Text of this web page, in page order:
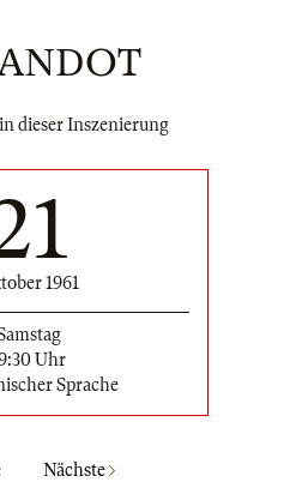
dieser Inszenierung
1961
Uhr
Sprache
Nächste